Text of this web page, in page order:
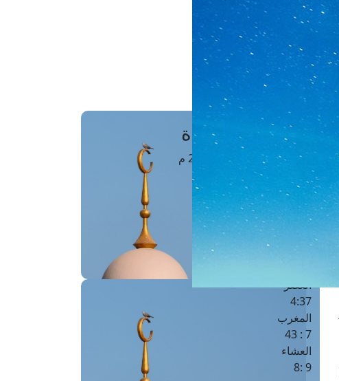
حجز موعد
الفتوى الهاتفية
مَواقِيتُ الصَّـــلاة
القاهرة · 08 أغسطس 2026 م
الفجر
4 :42
الشروق
العصر
4:37
المغرب
7 : 43
العشاء
9 :8